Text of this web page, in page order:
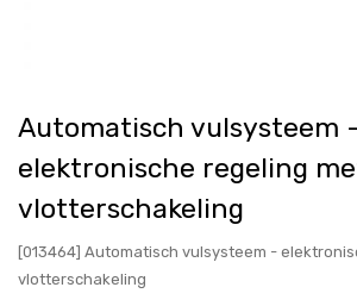
Automatisch vulsysteem -
elektronische regeling
vlotterschakeling
[013464] Automatisch vulsysteem -
vlotterschakeling